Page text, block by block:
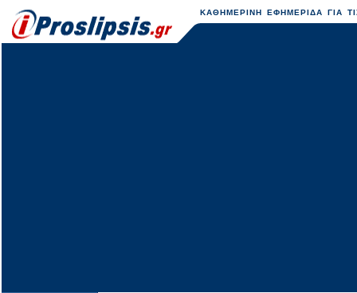
ΚΑΘΗΜΕΡΙΝΗ ΕΦΗΜΕΡΙΔΑ ΓΙΑ